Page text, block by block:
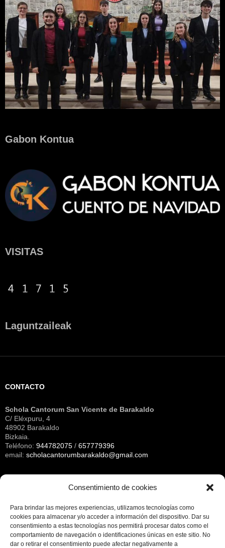
Consentimiento de cookies
Para brindar las mejores experiencias, utilizamos tecnologías como
cookies para almacenar y/o acceder a información del dispositivo. Dar su
consentimiento a estas tecnologías nos permitirá procesar datos como el
comportamiento de navegación o identificaciones únicas en este sitio. No
dar o retirar el consentimiento puede afectar negativamente a
Gabon Kontua
VISITAS
Laguntzaileak
CONTACTO
Schola Cantorum San Vicente de Barakaldo
C/ Eléxpuru, 4
48902 Barakaldo
Bizkaia.
Teléfono: 944782075 / 657779396
email: scholacantorumbarakaldo@gmail.com
NOTA LEGAL